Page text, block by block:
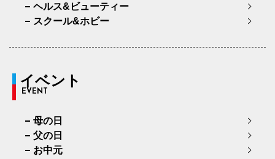
ヘルス&ビューティー
スクール&ホビー
イベント
EVENT
母の日
父の日
お中元